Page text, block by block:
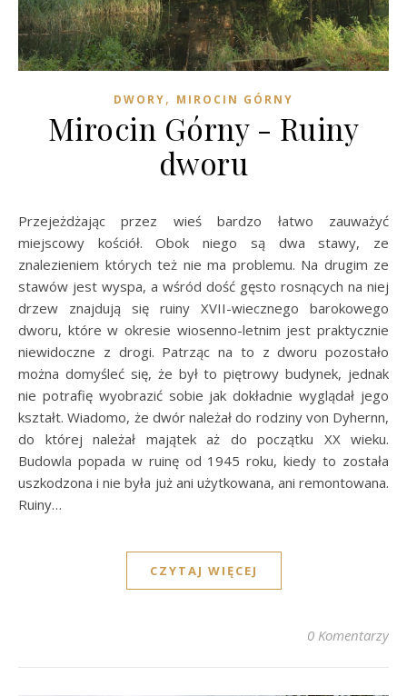
DWORY, MIROCIN GÓRNY
Mirocin Górny - Ruiny
dworu
Przejeżdżając przez wieś bardzo łatwo zauważyć
miejscowy kościół. Obok niego są dwa stawy, ze
znalezieniem których też nie ma problemu. Na drugim ze
stawów jest wyspa, a wśród dość gęsto rosnących na niej
drzew znajdują się ruiny XVII-wiecznego barokowego
dworu, które w okresie wiosenno-letnim jest praktycznie
niewidoczne z drogi. Patrząc na to z dworu pozostało
można domyśleć się, że był to piętrowy budynek, jednak
nie potrafię wyobrazić sobie jak dokładnie wyglądał jego
kształt. Wiadomo, że dwór należał do rodziny von Dyhernn,
do której należał majątek aż do początku XX wieku.
Budowla popada w ruinę od 1945 roku, kiedy to została
uszkodzona i nie była już ani użytkowana, ani remontowana.
Ruiny…
CZYTAJ WIĘCEJ
0 Komentarzy